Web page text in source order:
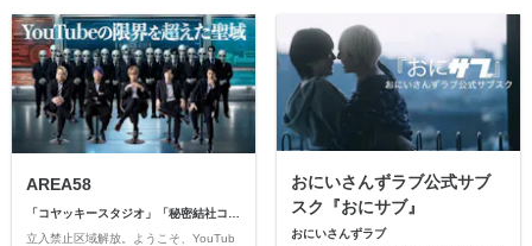
AREA58
立入禁止区域解放。ようこそ、YouTub
おにいさんずラブ公式サブ
スク『おにサブ』
おにいさんずラブ